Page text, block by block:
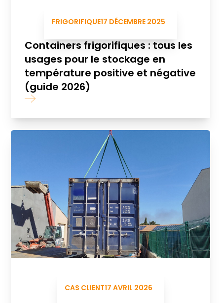
FRIGORIFIQUE17 DÉCEMBRE 2025
Containers frigorifiques : tous les
usages pour le stockage en
température positive et négative
(guide 2026)
CAS CLIENT17 AVRIL 2026